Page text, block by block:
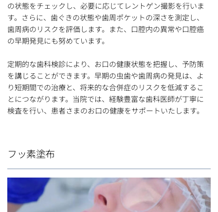
の状態をチェックし、必要に応じてレントゲン撮影を行いま
す。さらに、歯ぐきの状態や歯周ポケットの深さを測定し、
歯周病のリスクを評価します。また、口腔内の異常や口腔癌
の早期発見にも努めています。
定期的な歯科検診により、お口の健康状態を把握し、予防策
を講じることができます。早期の虫歯や歯周病の発見は、よ
り短期間での治療と、将来的な合併症のリスクを低減するこ
とにつながります。当院では、経験豊富な歯科医師が丁寧に
検査を行い、患者さまのお口の健康をサポートいたします。
フッ素塗布